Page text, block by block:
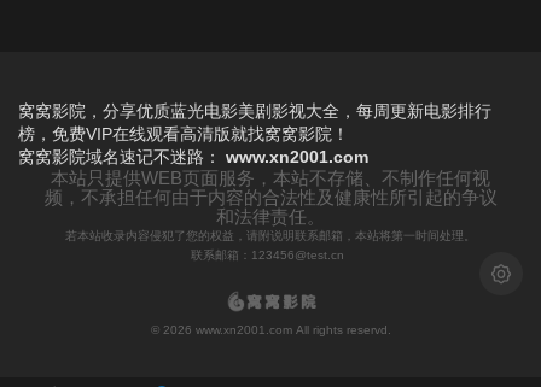
浅色模
窝窝影院，分享优质蓝光电影美剧影视大全，每周更新电影排行
榜，免费VIP在线观看高清版就找窝窝影院！
窝窝影院域名速记不迷路： www.xn2001.com
本站只提供WEB页面服务，本站不存储、不制作任何视
频，不承担任何由于内容的合法性及健康性所引起的争议
和法律责任。
若本站收录内容侵犯了您的权益，请附说明联系邮箱，本站将第一时间处理。
联系邮箱：123456@test.cn
© 2026 www.xn2001.com All rights reservd.